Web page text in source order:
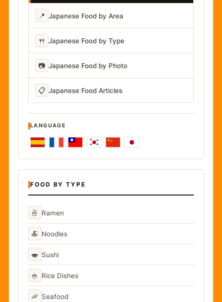
📍 Japanese Food by Area
🍴 Japanese Food by Type
📷 Japanese Food by Photo
📋 Japanese Food Articles
LANGUAGE
FOOD BY TYPE
🍜 Ramen
🍝 Noodles
🍣 Sushi
🍚 Rice Dishes
🦐 Seafood